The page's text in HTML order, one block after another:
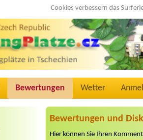
Cookies verbessern das
Bewertungen Wetter
Bewertungen und
Hier können Sie Ihren